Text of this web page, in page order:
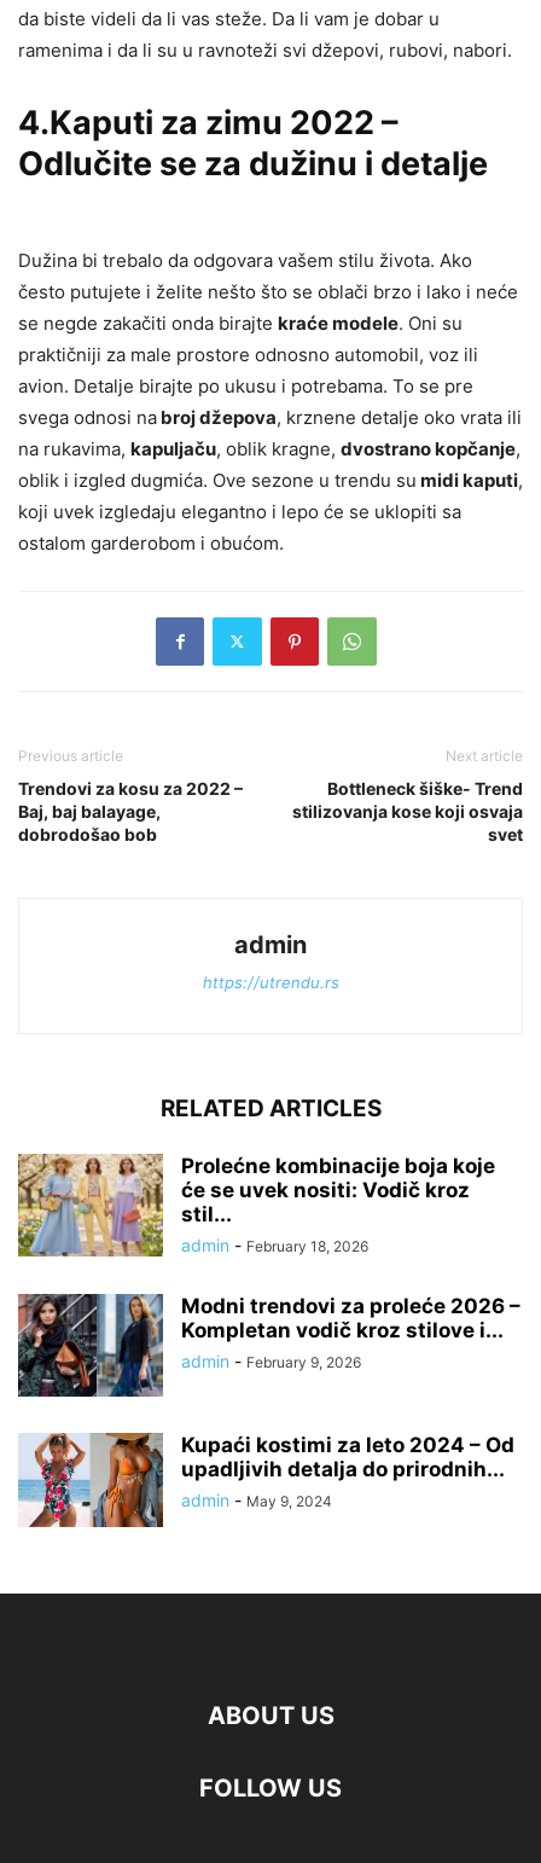
da biste videli da li vas steže. Da li vam je dobar u
ramenima i da li su u ravnoteži svi džepovi, rubovi, nabori.
4.Kaputi za zimu 2022 –
Odlučite se za dužinu i detalje
Dužina bi trebalo da odgovara vašem stilu života. Ako
često putujete i želite nešto što se oblači brzo i lako i neće
se negde zakačiti onda birajte kraće modele. Oni su
praktičniji za male prostore odnosno automobil, voz ili
avion. Detalje birajte po ukusu i potrebama. To se pre
svega odnosi na broj džepova, krznene detalje oko vrata ili
na rukavima, kapuljaču, oblik kragne, dvostrano kopčanje,
oblik i izgled dugmića. Ove sezone u trendu su midi kaputi,
koji uvek izgledaju elegantno i lepo će se uklopiti sa
ostalom garderobom i obućom.
Previous article
Trendovi za kosu za 2022 –
Baj, baj balayage,
dobrodošao bob
Next article
Bottleneck šiške- Trend
stilizovanja kose koji osvaja
svet
admin
https://utrendu.rs
RELATED ARTICLES
Prolećne kombinacije boja koje
će se uvek nositi: Vodič kroz
stil...
admin - February 18, 2026
Modni trendovi za proleće 2026 –
Kompletan vodič kroz stilove i...
admin - February 9, 2026
Kupaći kostimi za leto 2024 – Od
upadljivih detalja do prirodnih...
admin - May 9, 2024
ABOUT US
FOLLOW US